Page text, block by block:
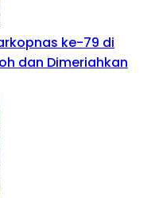
ke-79 di
dan Dimeriahkan